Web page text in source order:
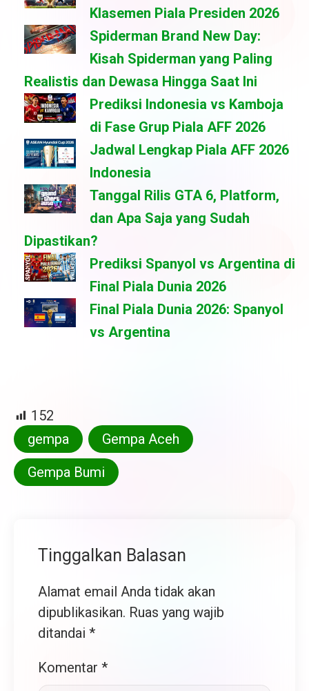
Klasemen Piala Presiden 2026
Spiderman Brand New Day:
Kisah Spiderman yang Paling
Realistis dan Dewasa Hingga Saat Ini
Prediksi Indonesia vs Kamboja
di Fase Grup Piala AFF 2026
Jadwal Lengkap Piala AFF 2026
Indonesia
Tanggal Rilis GTA 6, Platform,
dan Apa Saja yang Sudah
Dipastikan?
Prediksi Spanyol vs Argentina di
Final Piala Dunia 2026
Final Piala Dunia 2026: Spanyol
vs Argentina
152
gempa
Gempa Aceh
Gempa Bumi
Tinggalkan Balasan
Alamat email Anda tidak akan
dipublikasikan. Ruas yang wajib
ditandai *
Komentar *